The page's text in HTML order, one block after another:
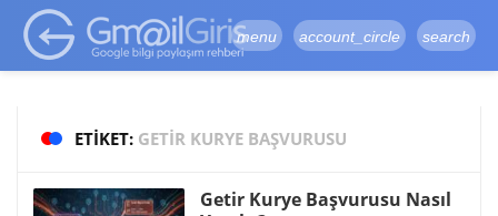
google-site-
verification=vqSI0upH550kabR5X8xpjMYieaXmuBueYgCJBW3uetM
menu account_circle search
ETIKET: GETIR KURYE BAŞVURUSU
Getir Kurye Başvurusu Nasıl